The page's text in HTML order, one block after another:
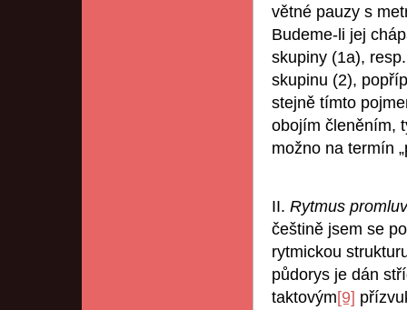
větné pauzy s
Budeme-li jej
skupiny (1a),
skupinu (2),
stejně tímto
obojím členěním,
možno na termín
II. Rytmus
češtině jsem se
rytmickou
půdorys je dán
taktovým[9]